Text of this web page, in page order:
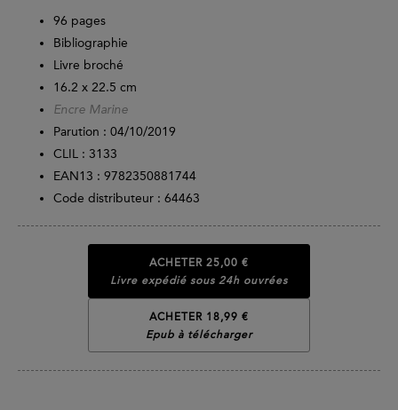
96 pages
Bibliographie
Livre broché
16.2 x 22.5 cm
Encre Marine
Parution : 04/10/2019
CLIL : 3133
EAN13 : 9782350881744
Code distributeur : 64463
ACHETER 25,00 €
Livre expédié sous 24h ouvrées
ACHETER 18,99 €
Epub à télécharger